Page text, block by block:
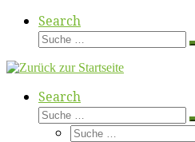
Search
Suche
Search
Suche
Suche